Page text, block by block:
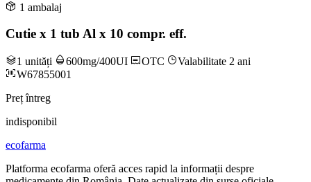
1 ambalaj
Cutie x 1 tub Al x 10 compr. eff.
1 unități 600mg/400UI OTC
Valabilitate 2 ani
W67855001
Preț întreg
indisponibil
ecofarma
Platforma ecofarma oferă acces rapid la informații despre